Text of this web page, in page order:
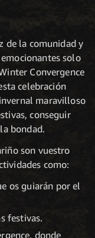
de la comunidad y
solo
Convergence
celebración
maravilloso
conseguir
bondad.
son vuestro
como:
os guiarán por el
festivas.
donde